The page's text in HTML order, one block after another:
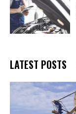
LATEST POSTS